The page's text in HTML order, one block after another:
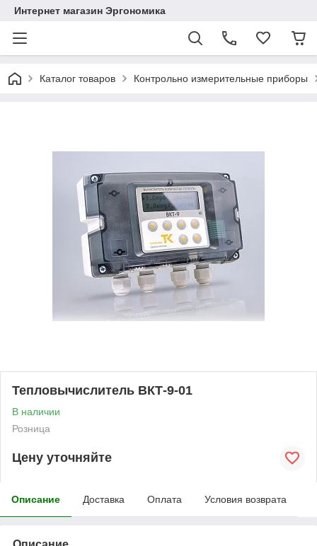
Интернет магазин Эргономика
Каталог товаров Контрольно измерительные приборы
Тепловычислитель ВКТ-9-01
В наличии
Розница
Цену уточняйте
Описание Доставка Оплата Условия возврата